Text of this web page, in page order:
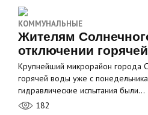
КОММУНАЛЬНЫЕ
Жителям
отключении
Крупнейший микрорайон города
горячей воды уже с
гидравлические испытания были…
182